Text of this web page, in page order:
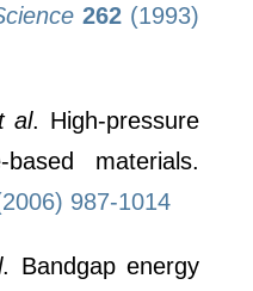
262 (1993)
al. High-pressure
materials.
987-1014
. Bandgap energy